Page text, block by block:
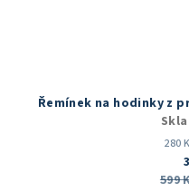
Řemínek na hodinky z
280
599